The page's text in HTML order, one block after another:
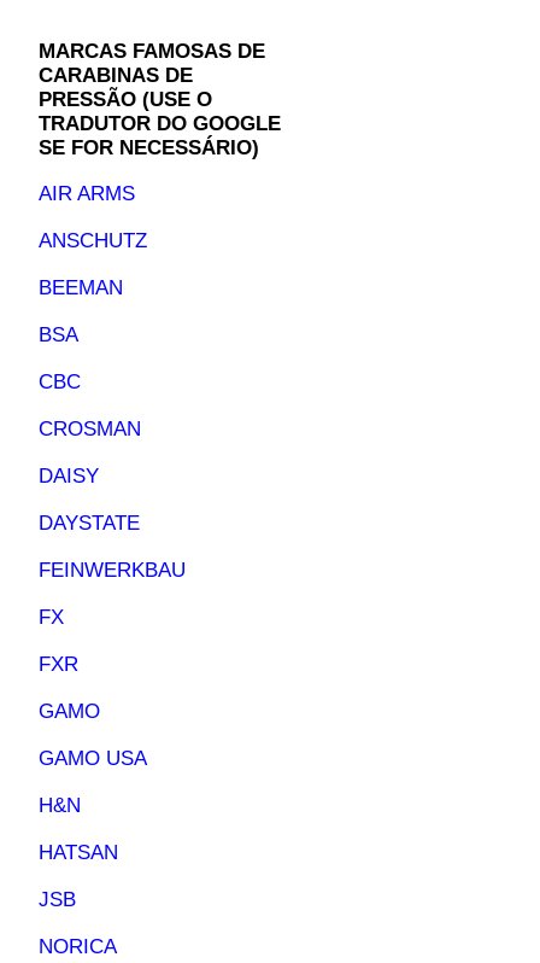
MARCAS FAMOSAS DE
CARABINAS DE
PRESSÃO (USE O
TRADUTOR DO GOOGLE
SE FOR NECESSÁRIO)
AIR ARMS
ANSCHUTZ
BEEMAN
BSA
CBC
CROSMAN
DAISY
DAYSTATE
FEINWERKBAU
FX
FXR
GAMO
GAMO USA
H&N
HATSAN
JSB
NORICA